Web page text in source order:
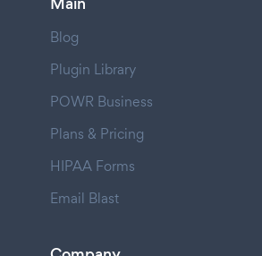
Blog
Plugin Library
POWR Business
Plans & Pricing
HIPAA Forms
Email Blast